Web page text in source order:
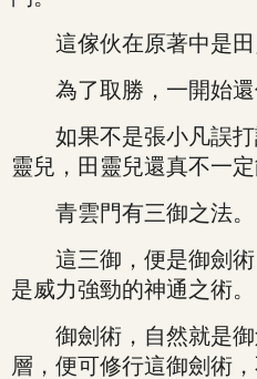
這傢伙在原著中是田
為了取勝，一開始還
如果不是張小凡誤打
靈兒，田靈兒還真不一定
青雲門有三御之法。
這三御，便是御劍術
是威力強勁的神通之術。
御劍術，自然就是御
層，便可修行這御劍術